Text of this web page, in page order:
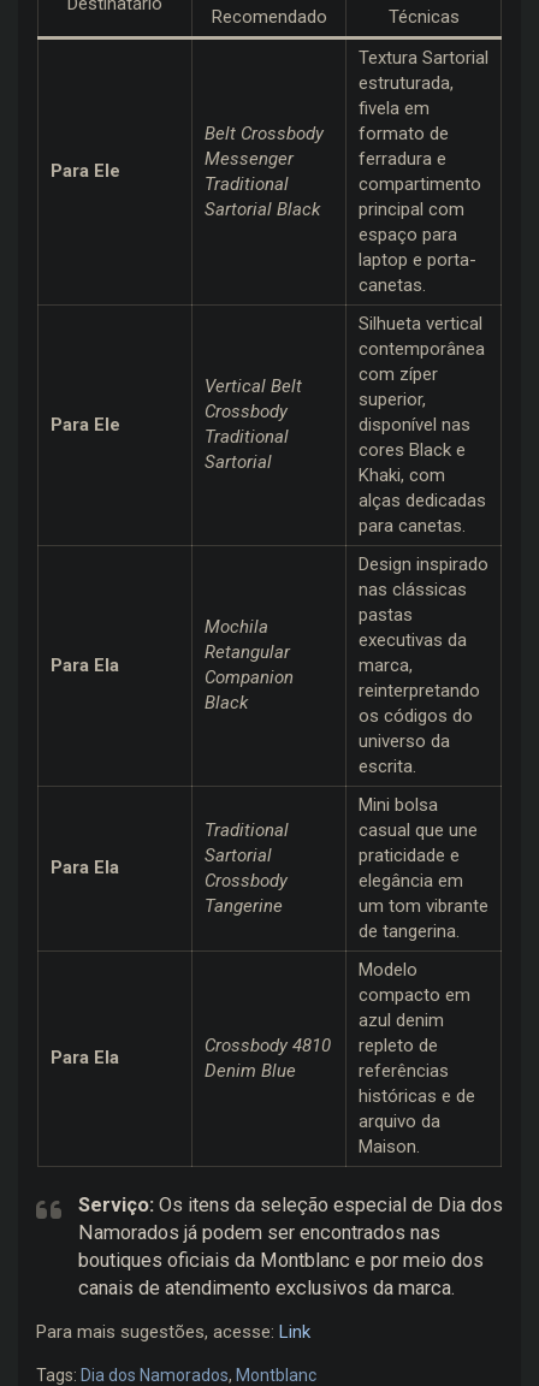
Recomendado
Técnicas
Para Ele
Belt Crossbody
Messenger
Traditional
Sartorial Black
Textura Sartorial
estruturada,
fivela em
formato de
ferradura e
compartimento
principal com
espaço para
laptop e porta-
canetas.
Para Ele
Vertical Belt
Crossbody
Traditional
Sartorial
Silhueta vertical
contemporânea
com zíper
superior,
disponível nas
cores Black e
Khaki, com
alças dedicadas
para canetas.
Para Ela
Mochila
Retangular
Companion
Black
Design inspirado
nas clássicas
pastas
executivas da
marca,
reinterpretando
os códigos do
universo da
escrita.
Para Ela
Traditional
Sartorial
Crossbody
Tangerine
Mini bolsa
casual que une
praticidade e
elegância em
um tom vibrante
de tangerina.
Para Ela
Crossbody 4810
Denim Blue
Modelo
compacto em
azul denim
repleto de
referências
históricas e de
arquivo da
Maison.
Serviço: Os itens da seleção especial de Dia dos
Namorados já podem ser encontrados nas
boutiques oficiais da Montblanc e por meio dos
canais de atendimento exclusivos da marca.
Para mais sugestões, acesse: Link
Tags: Dia dos Namorados, Montblanc